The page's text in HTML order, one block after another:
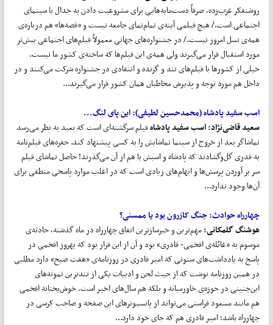
روشنفکر غرب‌زده، صرفاً دست‌مایه‌هایی برای مشروعیت دادن به جدال با سینمای
اجتماعی است./ هیچ فیلمی آینه‌ی تمام‌نمای جامعه نیست و «قصه‌ها» هم درباره‌ی
همه‌ی نسل امروز نیست./ در جشنواره‌های جهانی معمولاً فیلم‌های اجتماعی بیش‌تر
مورد استقبال قرار می‌گیرند ولی همه‌ی این فیلم‌ها که ساخته‌ی کشور ما نیست.
خیلی از کشورها با فیلم‌های تند و گزنده و انتقادی در جشنواره‌ شرکت می‌کنند و در
داخل هم مورد توجه و پذیرش مخاطبان همان کشور قرار می‌گیرند...
اسب سفید پادشاه (محمدحسین لطیفی):این پای لنگ...
سعید قاضینژاد:اسب سفید پادشاهفیلم سرگشته‌ای است که بعید به نظر می‌‌رسد
تماشاگر بعد از خروج از سینما تماشایش را به کسی پیشنهاد کند. حفره‌های فیلم‌‌نامه
به قدری گل‌و‌گشادند که پادشاه و اسبش با هم از آن می‌‌گذرند! حاصل تماشای فیلم
سر بر آوردن پرسش‌ها و ابهام‌های زیادی است که در اغلب موارد پاسخی منطقی برای
آن‌ها وجود ندارد...
چهارراه حوادث: جنگ کازرون بود یا ممسنی؟
هوشنگ گلمکانی:مهم‌ترین و خبرسازترین اتفاق چهارراه در ماه گذشته، حادثه‌ی
موسوم به «غائله‌ی افخمی- قادری» بود و آن از این قرار بود که بهروز افخمی در
پاسخ به یادداشت‌های ستونی که امیر قادری در روزنامه‌ی «هفت صبح» دارد مطلبی
در همین روزنامه نوشت که از حیث لحن و ادبیات یکی از تندترین نمونه‌های
این‌چنینی در حوزه‌ی خاورمیانه و بلکه هم سال‌های اخیر است. خوش‌بختانه افخمی
هم مانند مسعود فراستی می‌تواند از پانسیونرهای این صفحه و صاحب کرسی در
چهارراه باشد؛ امیر قادری هم که جای خود دارد...